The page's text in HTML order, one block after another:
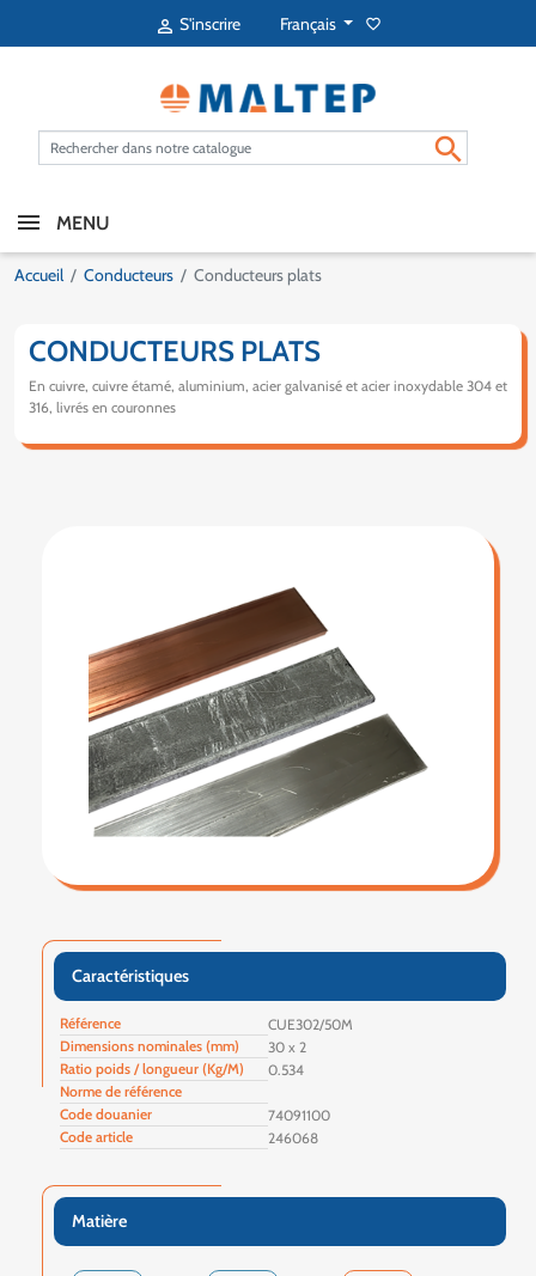
 S'inscrire Français favorite_border

MENU
Accueil Conducteurs Conducteurs plats
CONDUCTEURS PLATS
En cuivre, cuivre étamé, aluminium, acier galvanisé et acier inoxydable 304 et
316, livrés en couronnes
Caractéristiques
Référence
CUE302/50M
Dimensions nominales (mm)
30 x 2
Ratio poids / longueur (Kg/M)
0.534
Norme de référence
Code douanier
74091100
Code article
246068
Matière